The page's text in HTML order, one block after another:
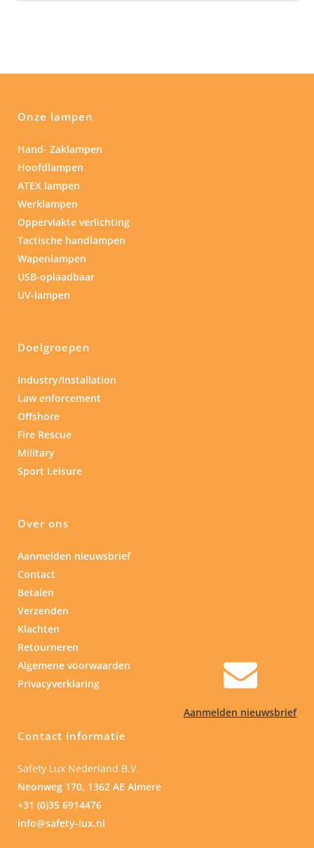
Aanmelden nieuwsbrief
Onze lampen
Hand- Zaklampen
Hoofdlampen
ATEX lampen
Werklampen
Oppervlakte verlichting
Tactische handlampen
Wapenlampen
USB-oplaadbaar
UV-lampen
Doelgroepen
Industry/Installation
Law enforcement
Offshore
Fire Rescue
Military
Sport Leisure
Over ons
Aanmelden nieuwsbrief
Contact
Betalen
Verzenden
Klachten
Retourneren
Algemene voorwaarden
Privacyverklaring
Contact informatie
Safety Lux Nederland B.V.
Neonweg 170, 1362 AE Almere
+31 (0)35 6914476
info@safety-lux.nl